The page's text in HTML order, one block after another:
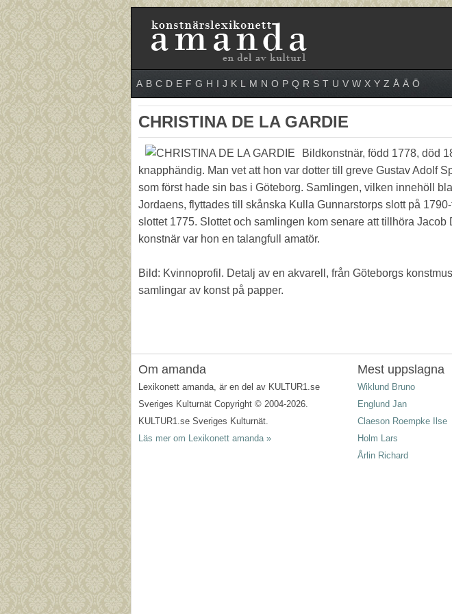
A B C D E F G H I J K L M N O P Q R S T U V W X Y Z Å Ä Ö
CHRISTINA DE LA GARDIE
Bildkonstnär, född 1778, död
knapphändig. Man vet att hon var dotter till greve Gustav Adolf
som först hade sin bas i Göteborg. Samlingen, vilken innehöll
Jordaens, flyttades till skånska Kulla Gunnarstorps slott på
slottet 1775. Slottet och samlingen kom senare att tillhöra
konstnär var hon en talangfull amatör.
Bild: Kvinnoprofil. Detalj av en akvarell, från Göteborgs
samlingar av konst på papper.
Om amanda
Lexikonett amanda, är en del av KULTUR1.se
Sveriges Kulturnät Copyright © 2004-2026.
KULTUR1.se Sveriges Kulturnät.
Läs mer om Lexikonett amanda »
Mest uppslagna
Wiklund Bruno
Englund Jan
Claeson Roempke Ilse
Holm Lars
Årlin Richard